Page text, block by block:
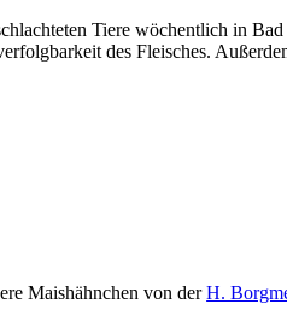
Tiere wöchentlich in
des Fleisches.
Maishähnchen von derH.